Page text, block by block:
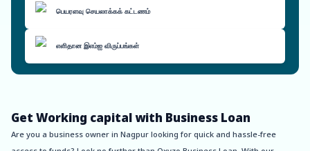
பெயரளவு செயலாக்கக் கட்டணம்
எளிதான இஎம்ஐ விருப்பங்கள்
Get Working capital with Business Loan
Are you a business owner in Nagpur looking for quick and hassle-free